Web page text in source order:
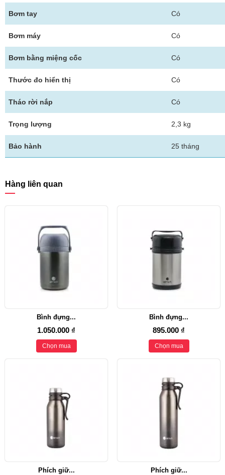
Bơm tay Có
Bơm máy Có
Bơm bằng miệng cốc Có
Thước đo hiển thị Có
Tháo rời nắp Có
Trọng lượng 2,3 kg
Bảo hành 25 tháng
Hàng liên quan
Bình đựng...
1.050.000 ₫
Chọn mua
Bình đựng...
895.000 ₫
Chọn mua
Phích giữ... Phích giữ...